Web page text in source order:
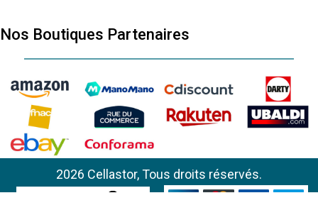
DELONGHI 0151483001
Nos Boutiques Partenaires
2026 Cellastor, Tous droits réservés.